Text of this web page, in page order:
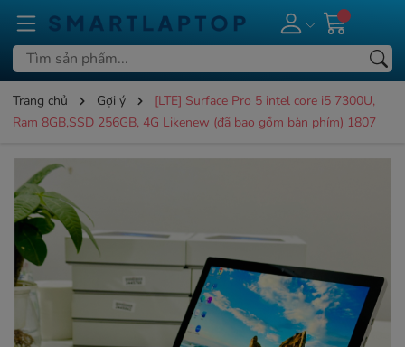
Trang chủ Gợi ý
[LTE] Surface Pro 5 intel core i5 7300U,
Ram 8GB,SSD 256GB, 4G Likenew (đã bao gồm bàn phím) 1807